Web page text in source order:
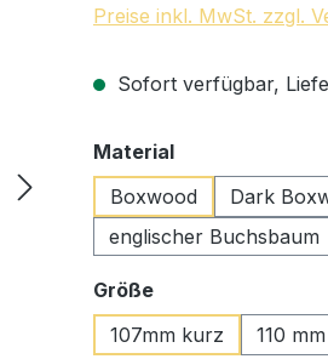
Preise inkl. MwSt. zzgl.
Sofort verfügbar,
Materialauswählen
Boxwood
Dark
englischer Buchsbaum
Größeauswählen
107mm kurz
110